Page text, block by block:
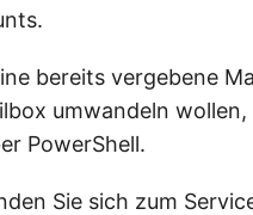
bereits vergebene
umwandeln
PowerShell.
Sie sich zum